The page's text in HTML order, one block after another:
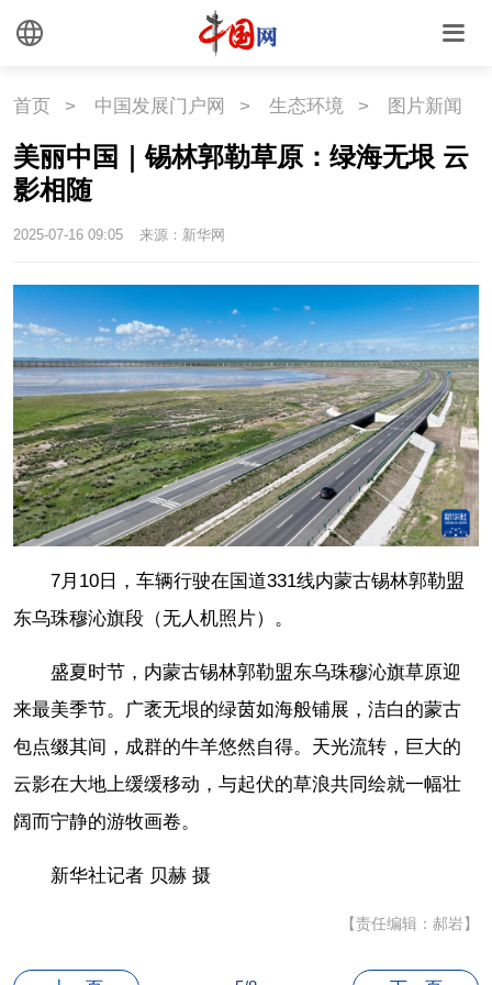
民藏
国情
国情
联盟 心理 老年
首页 > 中国发展门户网 > 生态环境 > 图片新闻
美丽中国｜锡林郭勒草原：绿海无垠 云
影相随
2025-07-16 09:05 来源：新华网
7月10日，车辆行驶在国道331线内蒙古锡林郭勒盟
东乌珠穆沁旗段（无人机照片）。
盛夏时节，内蒙古锡林郭勒盟东乌珠穆沁旗草原迎
来最美季节。广袤无垠的绿茵如海般铺展，洁白的蒙古
包点缀其间，成群的牛羊悠然自得。天光流转，巨大的
云影在大地上缓缓移动，与起伏的草浪共同绘就一幅壮
阔而宁静的游牧画卷。
新华社记者 贝赫 摄
【责任编辑：郝岩】